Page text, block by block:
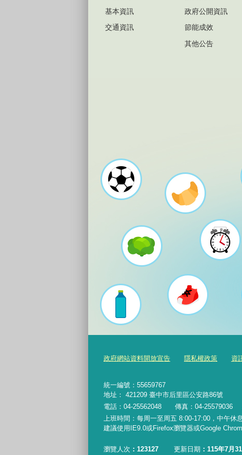
基本資訊
交通資訊
政府公開資訊
節能成效
其他公告
政府網站資料開放宣告 隱私權政策 資
統一編號：55659767
地址： 421209 臺中市后里區公安路86號
電話：04-25562048 傳真：04-25579036
上班時間：每周一至周五 8:00-17:00，中午休
建議使用IE9.0或Firefox瀏覽器或Google
瀏覽人次 123127 更新日期 115年7月31